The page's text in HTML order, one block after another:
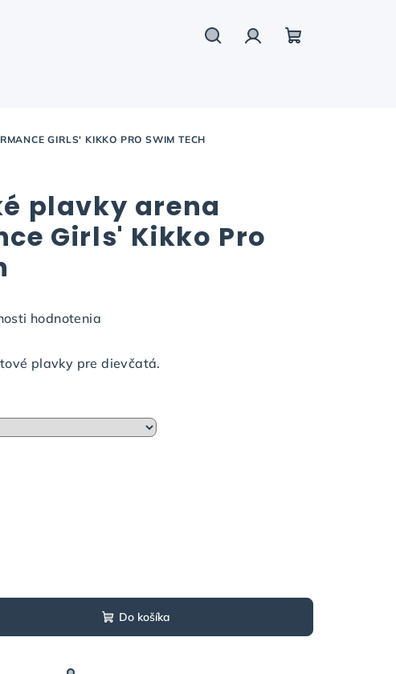
GIRLS' KIKKO PRO SWIM TECH
plavky arena
Girls' Kikko Pro
hodnotenia
plavky pre dievčatá.
Do košíka